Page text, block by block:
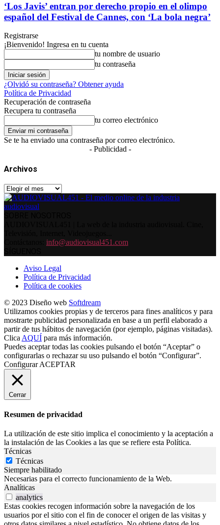
‘Los Javis’ entran por derecho propio en el olimpo
español del Festival de Cannes, con ‘La bola negra’
Registrarse
¡Bienvenido! Ingresa en tu cuenta
tu nombre de usuario
tu contraseña
¿Olvidó su contraseña? Obtener ayuda
Política de Privacidad
Recuperación de contraseña
Recupera tu contraseña
tu correo electrónico
Se te ha enviado una contraseña por correo electrónico.
- Publicidad -
Archivos
Archivos
info@audiovisual451.com
Aviso Legal
Política de Privacidad
Política de cookies
© 2023 Diseño web Softdream
Utilizamos cookies propias y de terceros para fines analíticos y para
mostrarte publicidad personalizada en base a un perfil elaborado a
partir de tus hábitos de navegación (por ejemplo, páginas visitadas).
Clica AQUÍ para más información.
Puedes aceptar todas las cookies pulsando el botón “Aceptar” o
configurarlas o rechazar su uso pulsando el botón “Configurar”.
Configurar ACEPTAR
Cerrar
Resumen de privacidad
La utilización de este sitio implica el conocimiento y la aceptación a
la instalación de las Cookies a las que se refiere esta Política.
Técnicas
Técnicas
Siempre habilitado
Necesarias para el correcto funcionamiento de la Web.
Analíticas
analytics
Estas cookies recogen información sobre la navegación de los
usuarios por el sitio con el fin de conocer el origen de las visitas y